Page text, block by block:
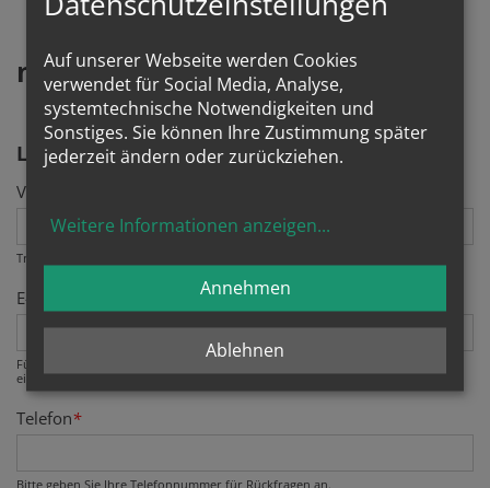
mitmachen - Rückmeldeformular
LEKTORENDIENST
Vor- und Zuname
Tragen Sie bitte hier Ihren Vor- und Familiennamen ein.
E-Mail
Fügen Sie bitte Ihre E-Mail Adresse als vornehmlichen Kommunikationskanal
ein.
Telefon*
Bitte geben Sie Ihre Telefonnummer für Rückfragen an.
Auf unserer Webseite werden Cookies
verwendet für Social Media, Analyse,
systemtechnische Notwendigkeiten und
Sonstiges. Sie können Ihre Zustimmung später
jederzeit ändern oder zurückziehen.
Weitere Informationen anzeigen...
Ablehnen
Annehmen